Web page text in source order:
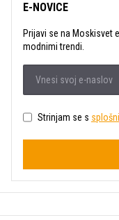
E-NOVICE
Prijavi se na Moskisvet
modnimi trendi.
Strinjam se s